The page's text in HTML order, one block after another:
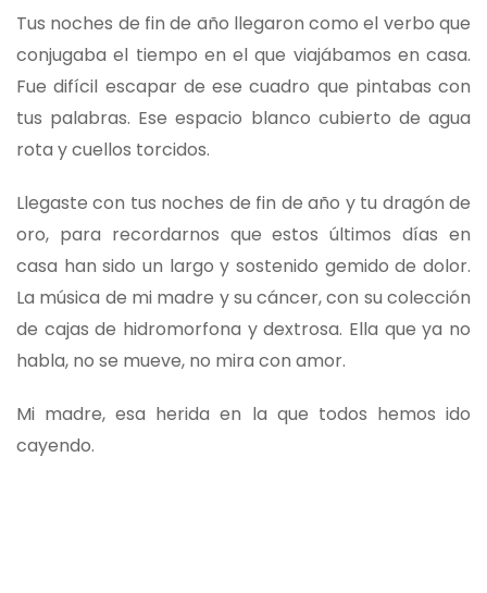
Tus noches de fin de año llegaron como el verbo que
conjugaba el tiempo en el que viajábamos en casa.
Fue difícil escapar de ese cuadro que pintabas con
tus palabras. Ese espacio blanco cubierto de agua
rota y cuellos torcidos.
Llegaste con tus noches de fin de año y tu dragón de
oro, para recordarnos que estos últimos días en
casa han sido un largo y sostenido gemido de dolor.
La música de mi madre y su cáncer, con su colección
de cajas de hidromorfona y dextrosa. Ella que ya no
habla, no se mueve, no mira con amor.
Mi madre, esa herida en la que todos hemos ido
cayendo.